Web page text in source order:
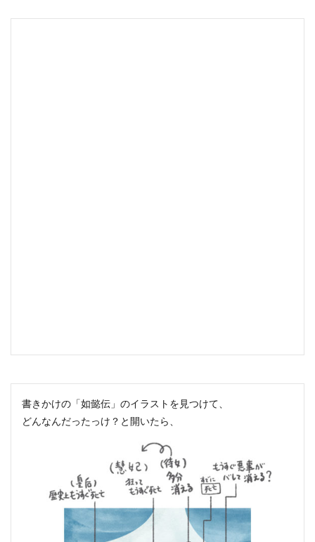
書きかけの「如懿伝」のイラストを見つけて、
どんなんだったっけ？と開いたら、